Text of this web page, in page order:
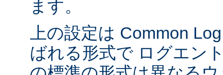
ます。
上の設定は Common
ばれる形式で ログエン